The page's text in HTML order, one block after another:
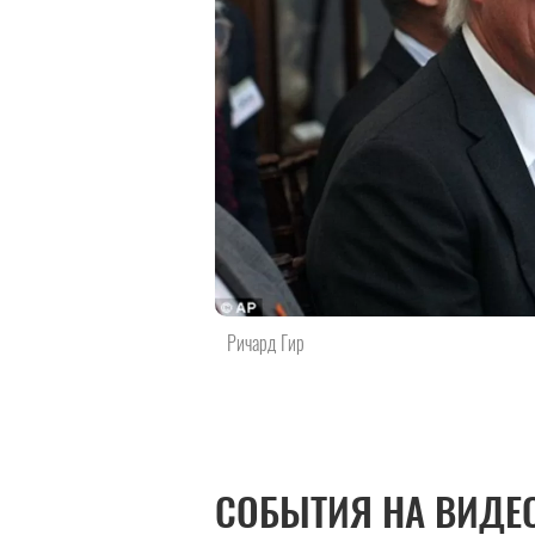
Ричард Гир
СОБЫТИЯ НА